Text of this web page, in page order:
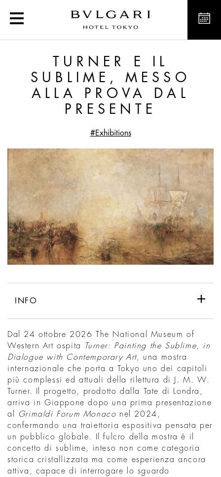
Turner e il sublime,
TURNER E IL
SUBLIME, MESSO
ALLA PROVA DAL
PRESENTE
#Exhibitions
INFO
Dal 24 ottobre 2026 The National Museum of
Western Art ospita
Turner: Painting the Sublime, in
Dialogue with Contemporary Art , una mostra
internazionale che porta a Tokyo uno dei capitoli
più complessi ed attuali della rilettura di J. M. W.
Turner. Il progetto, prodotto dalla Tate di Londra,
arriva in Giappone dopo una prima presentazione
al
Grimaldi Forum Monaco nel 2024,
confermando una traiettoria espositiva pensata per
un pubblico globale. Il fulcro della mostra è il
concetto di sublime, inteso non come categoria
storica cristallizzata ma come esperienza ancora
attiva, capace di interrogare lo sguardo